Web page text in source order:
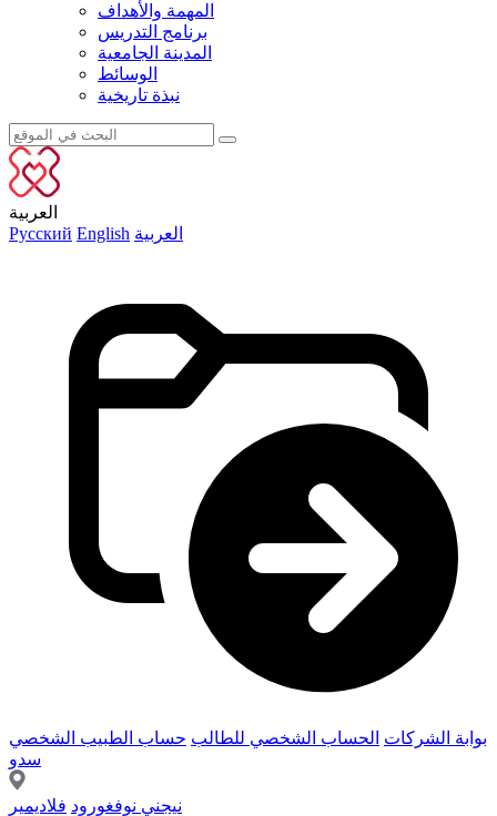
المهمة والأهداف
برنامج التدريس
المدينة الجامعية
الوسائط
نبذة تاريخية
العربية
Русский English العربية
بوابة الشركات الحساب الشخصي للطالب حساب الطبيب الشخصي
سدو
نيجني نوفغورود فلاديمير